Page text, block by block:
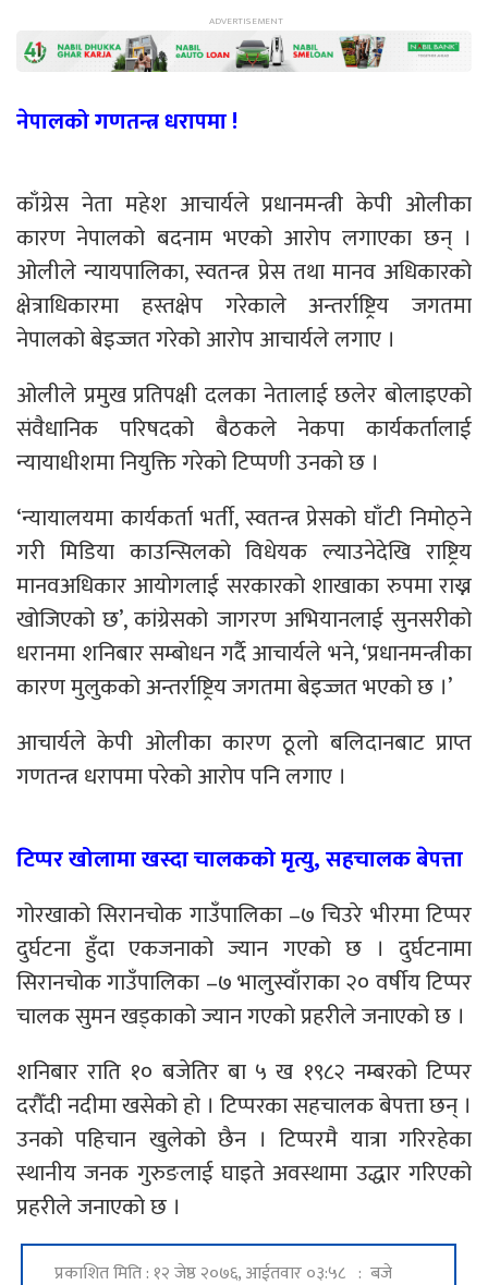
नेपालको गणतन्त्र धरापमा !
काँग्रेस नेता महेश आचार्यले प्रधानमन्त्री केपी ओलीका
कारण नेपालको बदनाम भएको आरोप लगाएका छन् ।
ओलीले न्यायपालिका, स्वतन्त्र प्रेस तथा मानव अधिकारको
क्षेत्राधिकारमा हस्तक्षेप गरेकाले अन्तर्राष्ट्रिय जगतमा
नेपालको बेइज्जत गरेको आरोप आचार्यले लगाए ।
ओलीले प्रमुख प्रतिपक्षी दलका नेतालाई छलेर बोलाइएको
संवैधानिक परिषदको बैठकले नेकपा कार्यकर्तालाई
न्यायाधीशमा नियुक्ति गरेको टिप्पणी उनको छ ।
‘न्यायालयमा कार्यकर्ता भर्ती, स्वतन्त्र प्रेसको घाँटी निमोठ्ने
गरी मिडिया काउन्सिलको विधेयक ल्याउनेदेखि राष्ट्रिय
मानवअधिकार आयोगलाई सरकारको शाखाका रुपमा राख्न
खोजिएको छ’, कांग्रेसको जागरण अभियानलाई सुनसरीको
धरानमा शनिबार सम्बोधन गर्दै आचार्यले भने, ‘प्रधानमन्त्रीका
कारण मुलुकको अन्तर्राष्ट्रिय जगतमा बेइज्जत भएको छ ।’
आचार्यले केपी ओलीका कारण ठूलो बलिदानबाट प्राप्त
गणतन्त्र धरापमा परेको आरोप पनि लगाए ।
टिप्पर खोलामा खस्दा चालकको मृत्यु, सहचालक बेपत्ता
गोरखाको सिरानचोक गाउँपालिका –७ चिउरे भीरमा टिप्पर
दुर्घटना हुँदा एकजनाको ज्यान गएको छ । दुर्घटनामा
सिरानचोक गाउँपालिका –७ भालुस्वाँराका २० वर्षीय टिप्पर
चालक सुमन खड्काको ज्यान गएको प्रहरीले जनाएको छ ।
शनिबार राति १० बजेतिर बा ५ ख १९८२ नम्बरको टिप्पर
दरौँदी नदीमा खसेको हो । टिप्परका सहचालक बेपत्ता छन् ।
उनको पहिचान खुलेको छैन । टिप्परमै यात्रा गरिरहेका
स्थानीय जनक गुरुङलाई घाइते अवस्थामा उद्धार गरिएको
प्रहरीले जनाएको छ ।
प्रकाशित मिति : १२ जेष्ठ २०७६, आईतवार ०३:५८ : बजे